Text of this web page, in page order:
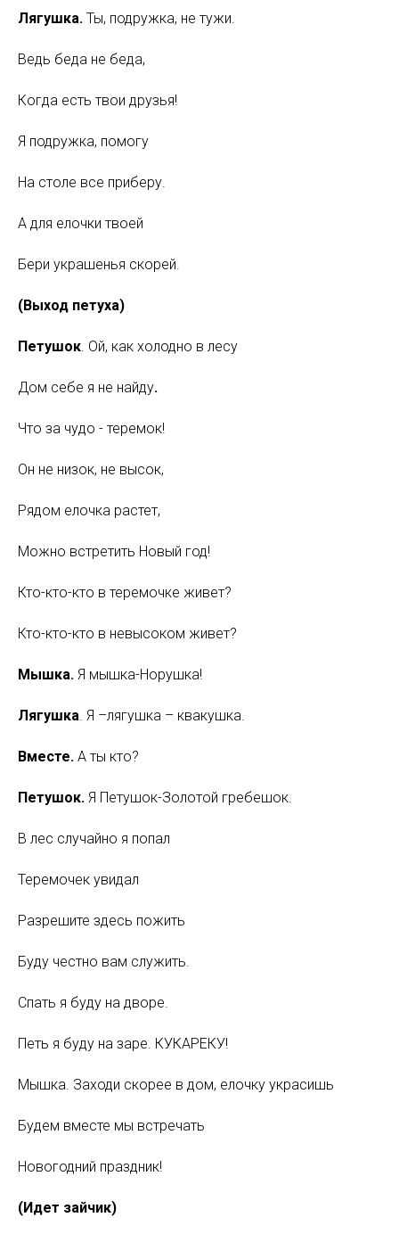
Лягушка. Ты, подружка, не тужи.
Ведь беда не беда,
Когда есть твои друзья!
Я подружка, помогу
На столе все приберу.
А для елочки твоей
Бери украшенья скорей.
(Выход петуха)
Петушок. Ой, как холодно в лесу
Дом себе я не найду.
Что за чудо - теремок!
Он не низок, не высок,
Рядом елочка растет,
Можно встретить Новый год!
Кто-кто-кто в теремочке живет?
Кто-кто-кто в невысоком живет?
Мышка. Я мышка-Норушка!
Лягушка. Я –лягушка – квакушка.
Вместе. А ты кто?
Петушок. Я Петушок-Золотой гребешок.
В лес случайно я попал
Теремочек увидал
Разрешите здесь пожить
Буду честно вам служить.
Спать я буду на дворе.
Петь я буду на заре. КУКАРЕКУ!
Мышка. Заходи скорее в дом, елочку украсишь
Будем вместе мы встречать
Новогодний праздник!
(Идет зайчик)